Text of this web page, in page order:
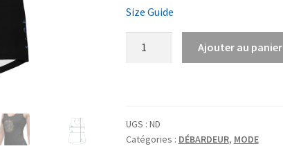
Size Guide
(grand
devant
Ajouter au panier
UGS : ND
Catégories : DÉBARDEUR, MODE